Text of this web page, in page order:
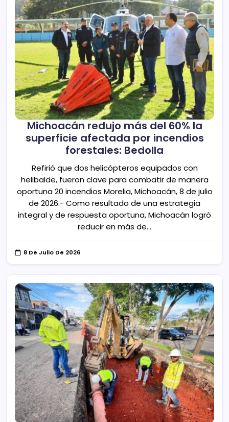
Michoacán redujo más del 60% la
superficie afectada por incendios
forestales: Bedolla
Refirió que dos helicópteros equipados con
helibalde, fueron clave para combatir de manera
oportuna 20 incendios Morelia, Michoacán, 8 de julio
de 2026.- Como resultado de una estrategia
integral y de respuesta oportuna, Michoacán logró
reducir en más de…
8 De Julio De 2026